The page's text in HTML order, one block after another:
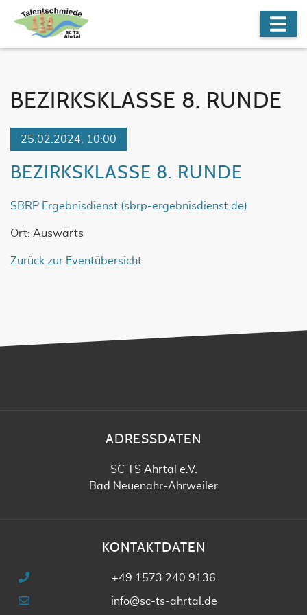
BEZIRKSKLASSE 8. RUNDE
25.02.2024, 10:00
BEZIRKSKLASSE 8. RUNDE
SBRP Ergebnisdienst (sbrp-ergebnisdienst.de)
Ort: Auswärts
Zurück zur Eventübersicht
ADRESSDATEN
SC TS Ahrtal e.V.
Bad Neuenahr-Ahrweiler
KONTAKTDATEN
+49 1573 240 9136
info@sc-ts-ahrtal.de